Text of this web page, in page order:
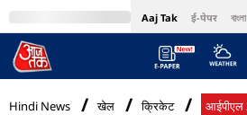
Aaj Tak ई-पेपर বাংলা
MumbaiTak Cosmopolitan
Hindi News खेल क्रिकेट आईपीएल